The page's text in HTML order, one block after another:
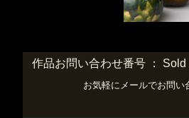
作品お問い合わせ番号 ： Sold
お気軽にメールでお問